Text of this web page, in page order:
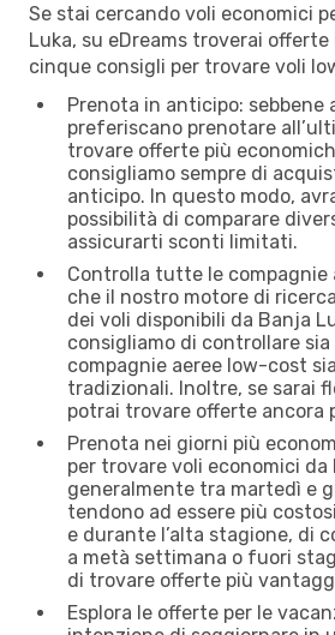
Se stai cercando voli economici
Luka, su eDreams troverai offerte
cinque consigli per trovare voli
Prenota in anticipo: sebbene
preferiscano prenotare
trovare offerte più
consigliamo sempre di
anticipo. In questo modo,
possibilità di comparare
assicurarti sconti limitati.
Controlla tutte le compagnie
che il nostro motore di
dei voli disponibili da Banja
consigliamo di controllare sia
compagnie aeree low-cost
tradizionali. Inoltre, se sarai
potrai trovare offerte ancora
Prenota nei giorni più
per trovare voli economici da
generalmente tra martedì e
tendono ad essere più
e durante l’alta stagione, di
a metà settimana o fuori
di trovare offerte più
Esplora le offerte per le